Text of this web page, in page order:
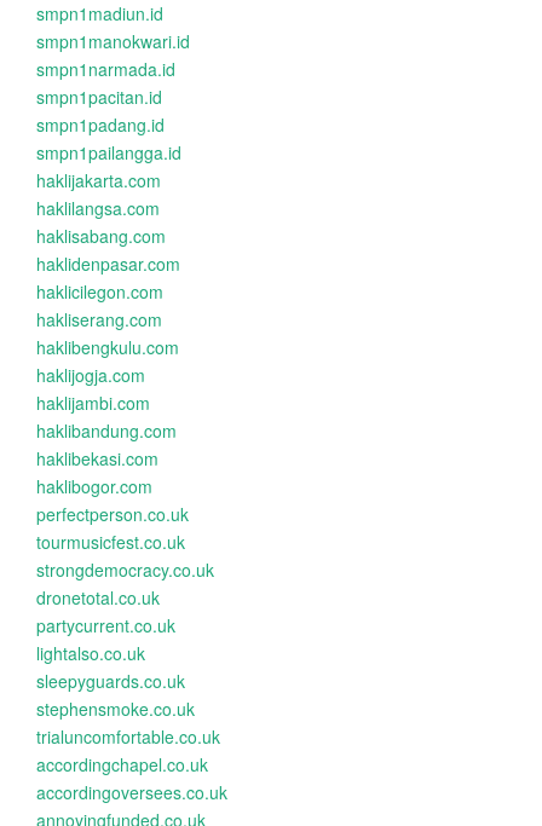
smpn1madiun.id
smpn1manokwari.id
smpn1narmada.id
smpn1pacitan.id
smpn1padang.id
smpn1pailangga.id
haklijakarta.com
haklilangsa.com
haklisabang.com
haklidenpasar.com
haklicilegon.com
hakliserang.com
haklibengkulu.com
haklijogja.com
haklijambi.com
haklibandung.com
haklibekasi.com
haklibogor.com
perfectperson.co.uk
tourmusicfest.co.uk
strongdemocracy.co.uk
dronetotal.co.uk
partycurrent.co.uk
lightalso.co.uk
sleepyguards.co.uk
stephensmoke.co.uk
trialuncomfortable.co.uk
accordingchapel.co.uk
accordingoversees.co.uk
annoyingfunded.co.uk